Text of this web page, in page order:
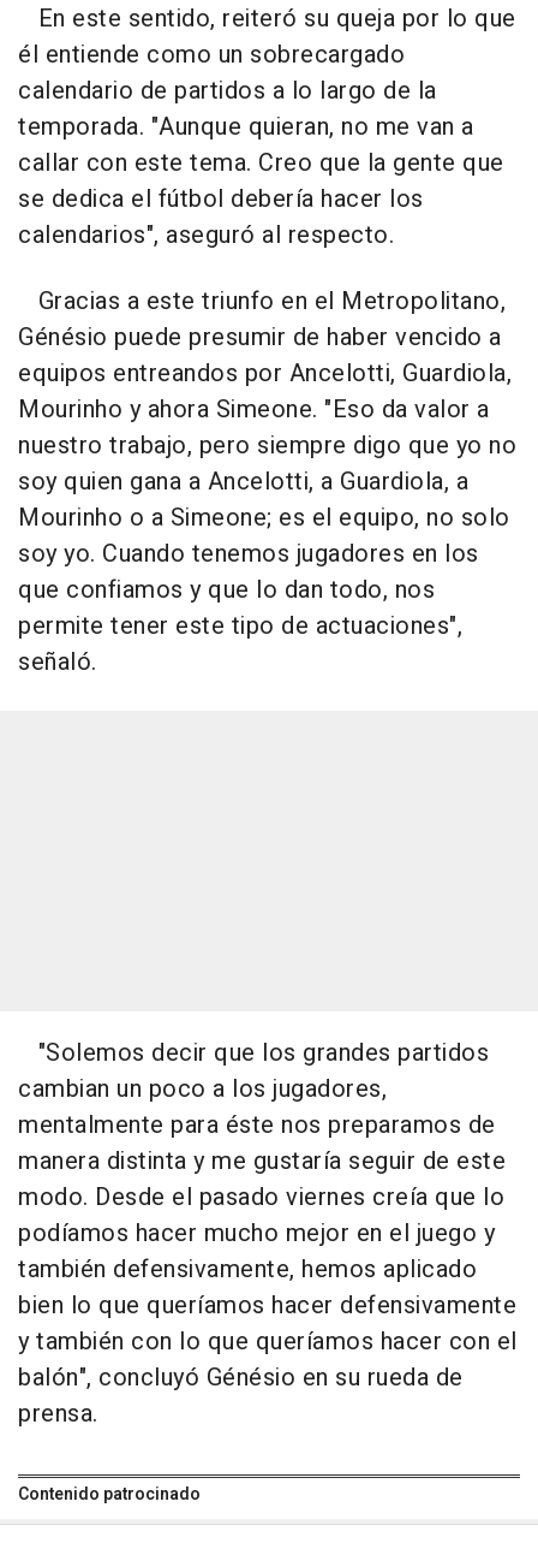
En este sentido, reiteró su queja por lo que
él entiende como un sobrecargado
calendario de partidos a lo largo de la
temporada. "Aunque quieran, no me van a
callar con este tema. Creo que la gente que
se dedica el fútbol debería hacer los
calendarios", aseguró al respecto.
Gracias a este triunfo en el Metropolitano,
Génésio puede presumir de haber vencido a
equipos entreandos por Ancelotti, Guardiola,
Mourinho y ahora Simeone. "Eso da valor a
nuestro trabajo, pero siempre digo que yo no
soy quien gana a Ancelotti, a Guardiola, a
Mourinho o a Simeone; es el equipo, no solo
soy yo. Cuando tenemos jugadores en los
que confiamos y que lo dan todo, nos
permite tener este tipo de actuaciones",
señaló.
"Solemos decir que los grandes partidos
cambian un poco a los jugadores,
mentalmente para éste nos preparamos de
manera distinta y me gustaría seguir de este
modo. Desde el pasado viernes creía que lo
podíamos hacer mucho mejor en el juego y
también defensivamente, hemos aplicado
bien lo que queríamos hacer defensivamente
y también con lo que queríamos hacer con el
balón", concluyó Génésio en su rueda de
prensa.
Contenido patrocinado